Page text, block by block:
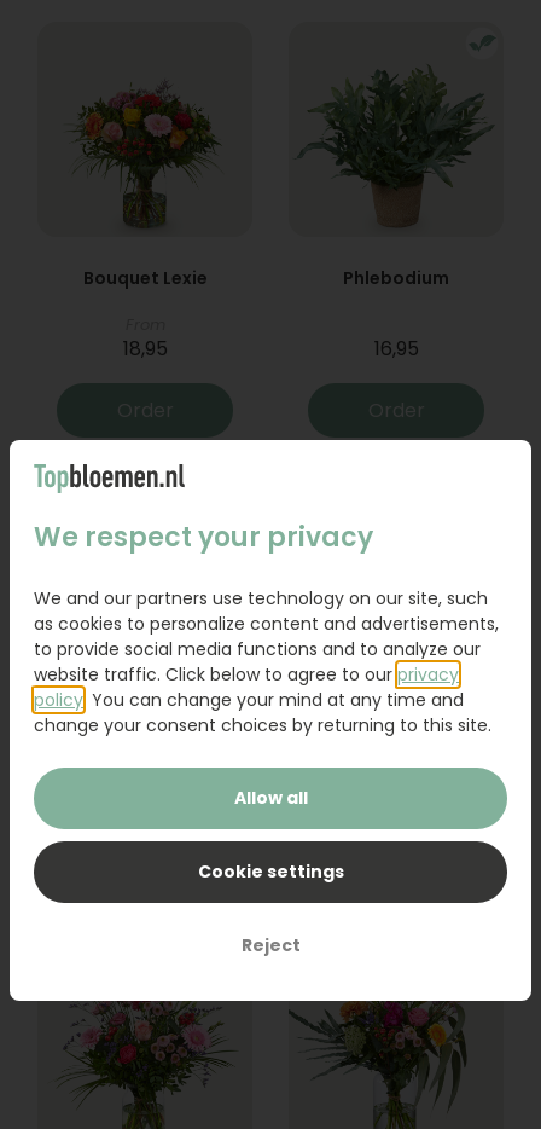
Bouquet Lexie
18,95
Order
Phlebodium
16,95
Order
Bouquet Raya Sanseveria
We respect your privacy
We and our partners use technology on our site, such
as cookies to personalize content and advertisements,
to provide social media functions and to analyze our
website traffic. Click below to agree to our privacy
policy . You can change your mind at any time and
change your consent choices by returning to this site.
Allow all
Cookie settings
Reject